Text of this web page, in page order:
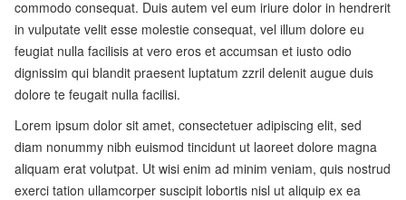
commodo consequat. Duis autem vel eum iriure dolor in hendrerit
in vulputate velit esse molestie consequat, vel illum dolore eu
feugiat nulla facilisis at vero eros et accumsan et iusto odio
dignissim qui blandit praesent luptatum zzril delenit augue duis
dolore te feugait nulla facilisi.
Lorem ipsum dolor sit amet, consectetuer adipiscing elit, sed
diam nonummy nibh euismod tincidunt ut laoreet dolore magna
aliquam erat volutpat. Ut wisi enim ad minim veniam, quis nostrud
exerci tation ullamcorper suscipit lobortis nisl ut aliquip ex ea